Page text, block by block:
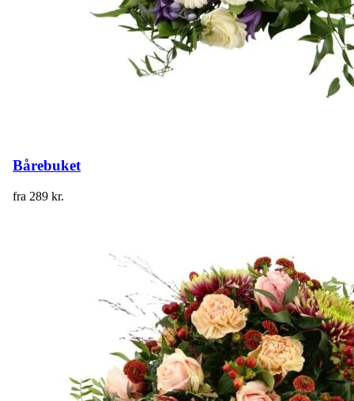
Bårebuket
fra 289 kr.